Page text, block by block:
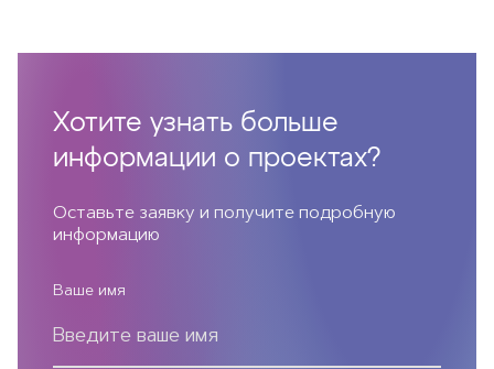
Хотите узнать больше
информации о проектах?
Оставьте заявку и получите подробную
информацию
Ваше имя